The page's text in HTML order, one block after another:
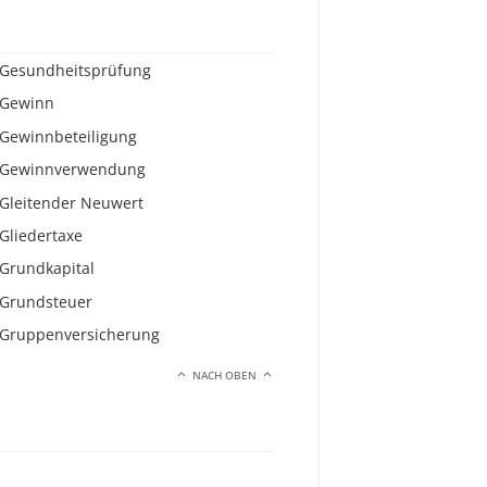
Gesundheitsprüfung
Gewinn
Gewinnbeteiligung
Gewinnverwendung
Gleitender Neuwert
Gliedertaxe
Grundkapital
Grundsteuer
Gruppenversicherung
NACH OBEN